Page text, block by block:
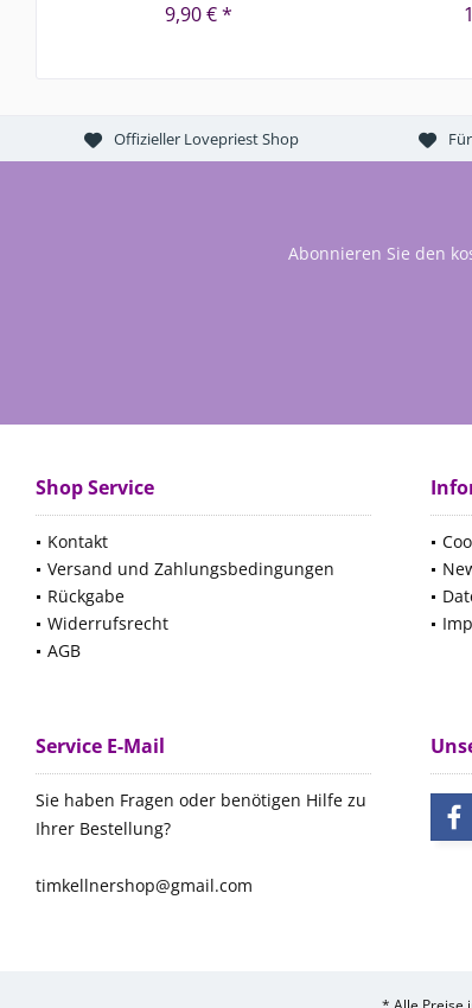
9,90 € *
Offizieller Lovepriest Shop
Abonnieren Sie den
Shop Service
Kontakt
Versand und Zahlungsbedingungen
Rückgabe
Widerrufsrecht
AGB
Service E-Mail
Sie haben Fragen oder benötigen Hilfe zu
Ihrer Bestellung?
timkellnershop@gmail.com